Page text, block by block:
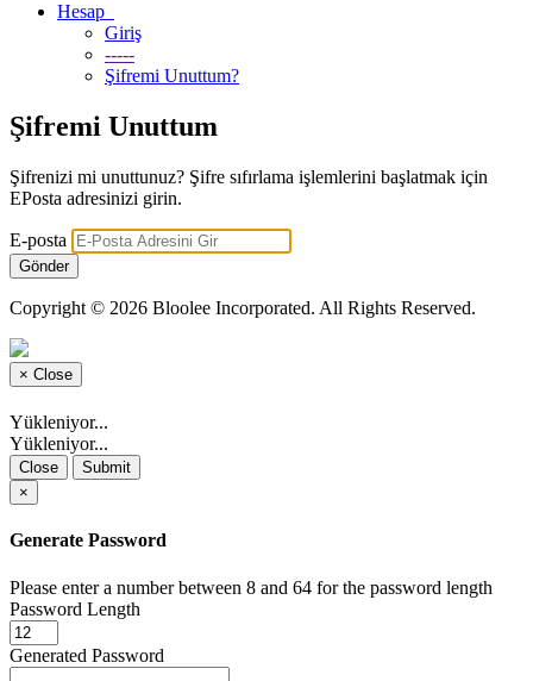
Hesap
Giriş
-----
Şifremi Unuttum?
Şifremi Unuttum
Şifrenizi mi unuttunuz? Şifre sıfırlama işlemlerini başlatmak için
EPosta adresinizi girin.
E-posta
Gönder
Copyright © 2026 Bloolee Incorporated. All Rights Reserved.
× Close
Yükleniyor...
Yükleniyor...
Close
Submit
×
Generate Password
Please enter a number between 8 and 64 for the password length
Password Length
Generated Password